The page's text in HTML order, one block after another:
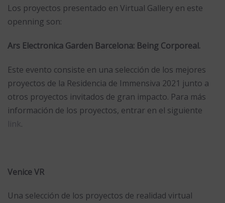
Los proyectos presentado en Virtual Gallery en este
openning son:
Ars Electronica Garden Barcelona: Being Corporeal.
Este evento consiste en una selección de los mejores
proyectos de la Residencia de Immensiva 2021 junto a
otros proyectos invitados de gran impacto. Para más
información de los proyectos, entrar en el siguiente
link.
Venice VR
Una selección de los proyectos de realidad virtual